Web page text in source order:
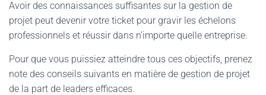
Avoir des connaissances suffisantes sur la gestion de
projet peut devenir votre ticket pour gravir les échelons
professionnels et réussir dans n’importe quelle entreprise.
Pour que vous puissiez atteindre tous ces objectifs, prenez
note des conseils suivants en matière de gestion de projet
de la part de leaders efficaces.